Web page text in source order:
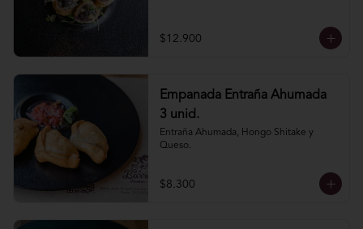
$12.900
Empanada Entraña Ahumada
3 unid.
Entraña Ahumada, Hongo Shitake y
Queso.
$8.300